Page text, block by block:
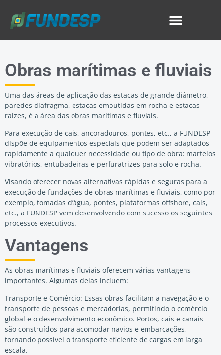
Obras marítimas e fluviais
Uma das áreas de aplicação das estacas de grande diâmetro,
paredes diafragma, estacas embutidas em rocha e estacas
raizes, é a área das obras marítimas e fluviais.
Para execução de cais, ancoradouros, pontes, etc., a FUNDESP
dispõe de equipamentos especiais que podem ser adaptados
rapidamente a qualquer necessidade ou tipo de obra: martelos
vibratórios, entubadeiras e perfuratrizes para solo e rocha.
Visando oferecer novas alternativas rápidas e seguras para a
execução de fundações de obras marítimas e fluviais, como por
exemplo, tomadas d’água, pontes, plataformas offshore, cais,
etc., a FUNDESP vem desenvolvendo com sucesso os seguintes
processos executivos.
Vantagens
As obras marítimas e fluviais oferecem várias vantagens
importantes. Algumas delas incluem:
Transporte e Comércio: Essas obras facilitam a navegação e o
transporte de pessoas e mercadorias, permitindo o comércio
global e o desenvolvimento econômico. Portos, cais e canais
são construídos para acomodar navios e embarcações,
tornando possível o transporte eficiente de cargas em larga
escala.